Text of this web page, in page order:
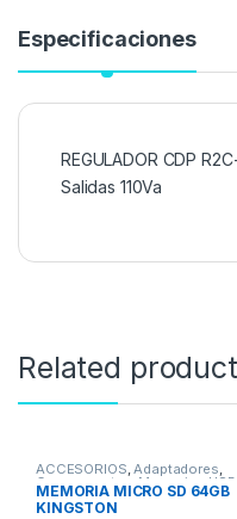
Especificaciones
REGULADOR CDP
Salidas 110Va
Related
ACCESORIOS,Adaptadores,
Componentes ,Memorias USB
MEMORIA MICRO SD 64GB
KINGSTON